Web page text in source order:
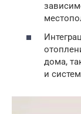
дома,
и